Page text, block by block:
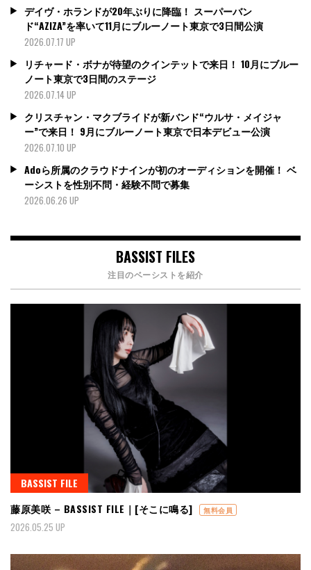
デイヴ・ホランドが20年ぶりに降臨！ スーパーバン
ド“AZIZA”を率いて11月にブルーノート東京で3日間公演
2026.07.17 UP
リチャード・ボナが待望のクインテットで来日！ 10月にブルー
ノート東京で3日間のステージ
2026.07.14 UP
クリスチャン・マクブライドが新バンド“ウルサ・メイジャ
ー”で来日！ 9月にブルーノート東京で日本デビュー公演
2026.07.10 UP
Adoら所属のクラウドナインが初のオーディションを開催！ ベ
ーシストを性別不問・経験不問で募集
2026.06.26 UP
BASSIST FILES
注目のベーシストを紹介
BASSIST FILE
藤原美咲 – BASSIST FILE｜[そこに鳴る]
無料会員
2026.05.25 UP